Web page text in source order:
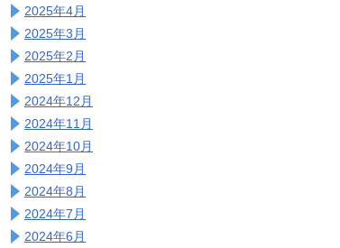
2025年4月
2025年3月
2025年2月
2025年1月
2024年12月
2024年11月
2024年10月
2024年9月
2024年8月
2024年7月
2024年6月